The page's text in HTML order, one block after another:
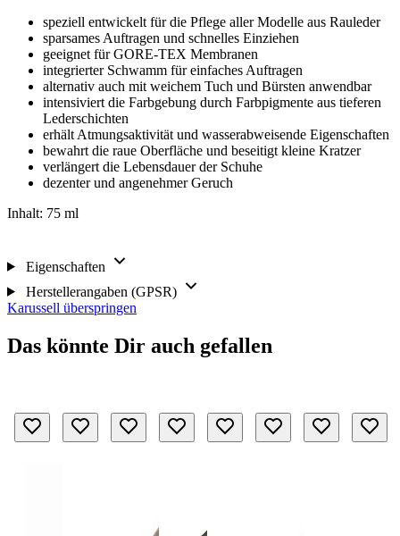
speziell entwickelt für die Pflege aller Modelle aus Rauleder
sparsames Auftragen und schnelles Einziehen
geeignet für GORE-TEX Membranen
integrierter Schwamm für einfaches Auftragen
alternativ auch mit weichem Tuch und Bürsten anwendbar
intensiviert die Farbgebung durch Farbpigmente aus tieferen
Lederschichten
erhält Atmungsaktivität und wasserabweisende Eigenschaften
bewahrt die raue Oberfläche und beseitigt kleine Kratzer
verlängert die Lebensdauer der Schuhe
dezenter und angenehmer Geruch
Inhalt: 75 ml
Eigenschaften
Herstellerangaben (GPSR)
Karussell überspringen
Das könnte Dir auch gefallen